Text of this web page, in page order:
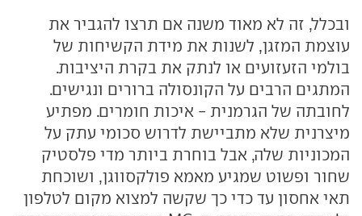
ובכלל, זה לא מאוד משנה אם תרצו להגביר את
עוצמת המזגן, לשנות את מידת הקשיחות של
בולמי הזעזועים או לנתק את בקרת היציבות.
המתגים הרבים על הקונסולה ברורים ונגישים.
לחובתה של הגרמנית - איכות חומרים. מפתיע
מיצרנית שלא מתביישת לדרוש סכומי עתק על
המכוניות שלה, אבל בוחרת ביותר מדי פלסטיק
שחור ופשוט שמגיע מאמא פולקסווגן, ושוכחת
תאי אחסון עד כדי כך שקשה למצוא מקום לטלפון